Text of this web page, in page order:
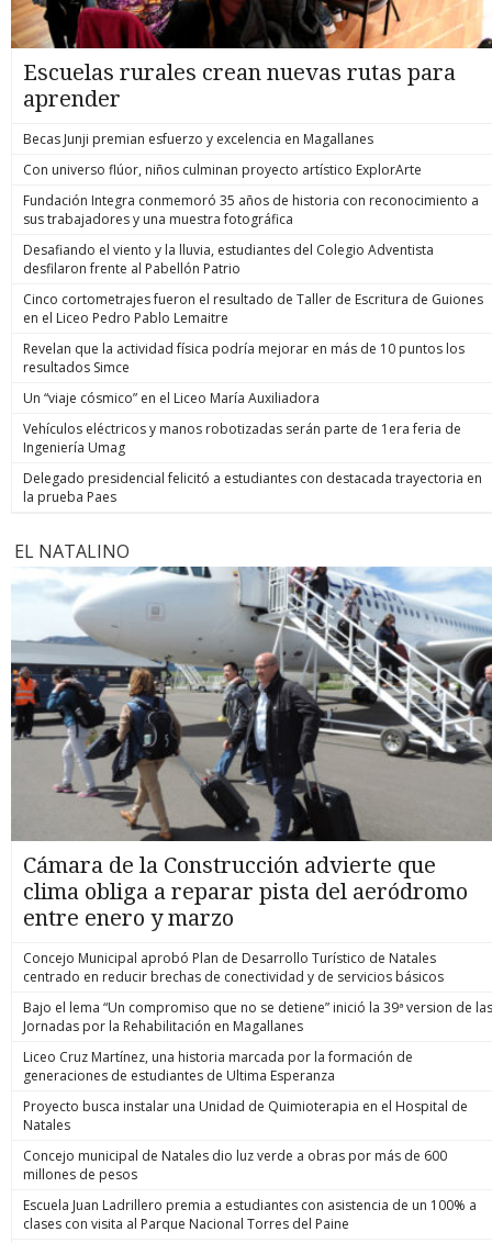
Escuelas rurales crean nuevas rutas para
aprender
Becas Junji premian esfuerzo y excelencia en Magallanes
Con universo flúor, niños culminan proyecto artístico ExplorArte
Fundación Integra conmemoró 35 años de historia con reconocimiento a
sus trabajadores y una muestra fotográfica
Desafiando el viento y la lluvia, estudiantes del Colegio Adventista
desfilaron frente al Pabellón Patrio
Cinco cortometrajes fueron el resultado de Taller de Escritura de Guiones
en el Liceo Pedro Pablo Lemaitre
Revelan que la actividad física podría mejorar en más de 10 puntos los
resultados Simce
Un “viaje cósmico” en el Liceo María Auxiliadora
Vehículos eléctricos y manos robotizadas serán parte de 1era feria de
Ingeniería Umag
Delegado presidencial felicitó a estudiantes con destacada trayectoria en
la prueba Paes
EL NATALINO
Cámara de la Construcción advierte que
clima obliga a reparar pista del aeródromo
entre enero y marzo
Concejo Municipal aprobó Plan de Desarrollo Turístico de Natales
centrado en reducir brechas de conectividad y de servicios básicos
Bajo el lema “Un compromiso que no se detiene” inició la 39ª version de las
Jornadas por la Rehabilitación en Magallanes
Liceo Cruz Martínez, una historia marcada por la formación de
generaciones de estudiantes de Ultima Esperanza
Proyecto busca instalar una Unidad de Quimioterapia en el Hospital de
Natales
Concejo municipal de Natales dio luz verde a obras por más de 600
millones de pesos
Escuela Juan Ladrillero premia a estudiantes con asistencia de un 100% a
clases con visita al Parque Nacional Torres del Paine